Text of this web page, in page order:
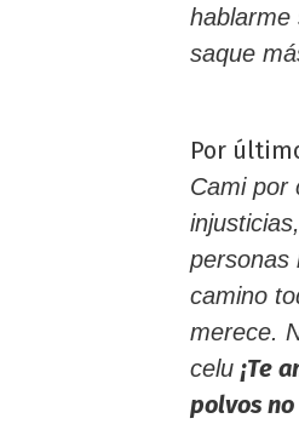
hablarme
saque
Por
Cami por
personas
camino
merece.
celu ¡Te
polvos